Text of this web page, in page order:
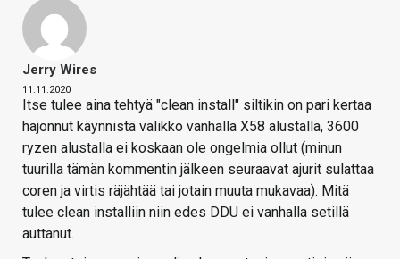
Jerry Wires
11.11.2020
Itse tulee aina tehtyä "clean install" siltikin on pari kertaa
hajonnut käynnistä valikko vanhalla X58 alustalla, 3600
ryzen alustalla ei koskaan ole ongelmia ollut (minun
tuurilla tämän kommentin jälkeen seuraavat ajurit sulattaa
coren ja virtis räjähtää tai jotain muuta mukavaa). Mitä
tulee clean installiin niin edes DDU ei vanhalla setillä
auttanut.